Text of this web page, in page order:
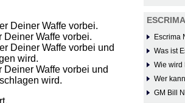
Deiner Waffe vorbei.
Waffe vorbei.
Deiner Waffe vorbei und
wird.
Waffe vorbei und
wird.
Escrima
Was ist
Wie wird
Wer
GM Bill